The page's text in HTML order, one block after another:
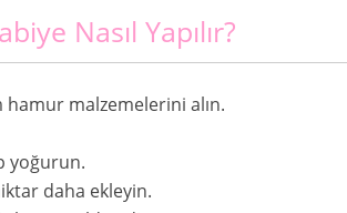
Nasıl Yapılır?
malzemelerini alın.
yoğurun.
daha ekleyin.